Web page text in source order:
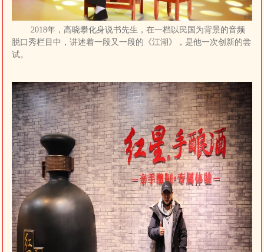
2018年，高晓攀化身说书先生，在一档以民国为背景的音频
脱口秀栏目中，讲述着一段又一段的《江湖》，是他一次创新的尝
试。